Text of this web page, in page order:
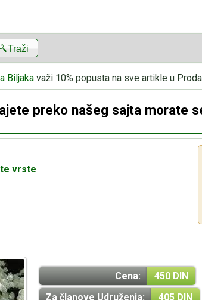
Traži
Biljaka važi 10% popusta na sve artikle u
preko našeg sajta morate
vrste
Cena:
450 DIN
Za članove Udruženja:
405 DIN